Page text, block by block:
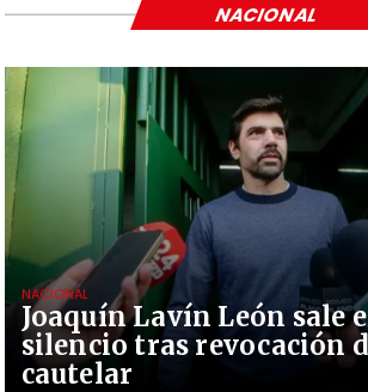
Joaquín Lavín León sale
silencio tras revocación
cautelar
NACIONAL
NACIONAL